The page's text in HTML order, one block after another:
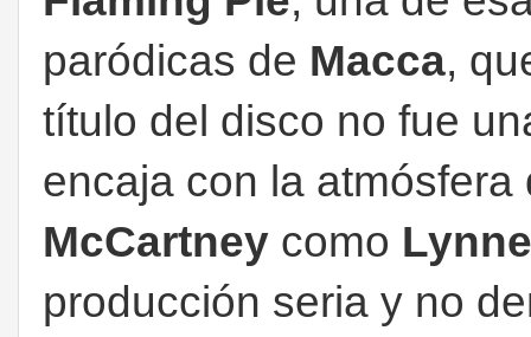
paródicas de Macca,
título del disco no fue
encaja con la
McCartney como
producción seria y no